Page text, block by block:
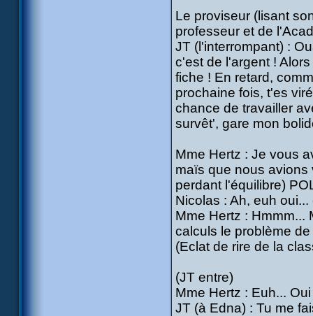
Le proviseur (lisant
professeur et de
JT (l'interrompant) :
c'est de l'argent !
fiche ! En retard,
prochaine fois, t'es
chance de travailler
survêt', gare mon
Mme Hertz : Je vous
maïs que nous avions
perdant l'équilibre)
Nicolas : Ah, euh
Mme Hertz : Hmmm...
calculs le problème
(Eclat de rire de la
(JT entre)
Mme Hertz : Euh...
JT (à Edna) : Tu me